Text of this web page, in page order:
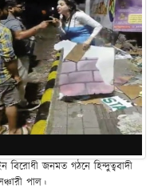
বিরোধী জনমত গঠনে হিন্দুত্ববাদী
পাল।